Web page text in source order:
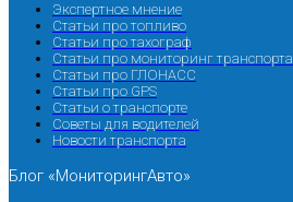
Экспертное мнение
Статьи про топливо
Статьи про тахограф
Статьи про мониторинг транспорта
Статьи про ГЛОНАСС
Статьи про GPS
Статьи о транспорте
Советы для водителей
Новости транспорта
Блог «МониторингАвто»